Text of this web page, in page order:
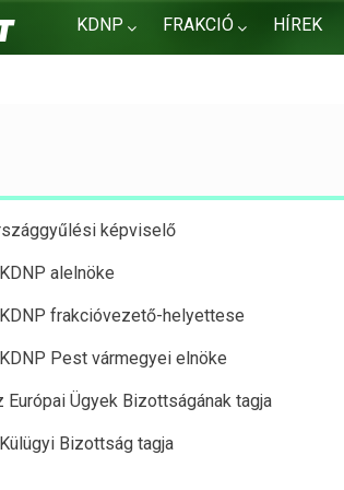
KDNP FRAKCIÓ HÍREK
képviselő
alelnöke
frakcióvezető-helyettese
Pest vármegyei elnöke
Európai Ügyek Bizottságának tagja
Bizottság tagja